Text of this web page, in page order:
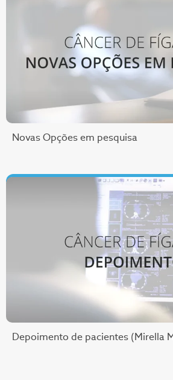
Novas Opções em pesquisa
Depoimento de pacientes (Mirella